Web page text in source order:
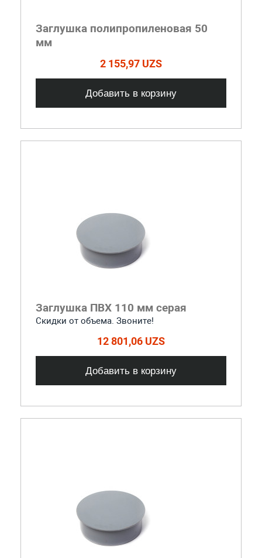
Заглушка полипропиленовая 50
мм
2 155,97 UZS
Добавить в корзину
Заглушка ПВХ 110 мм серая
Скидки от объема. Звоните!
12 801,06 UZS
Добавить в корзину